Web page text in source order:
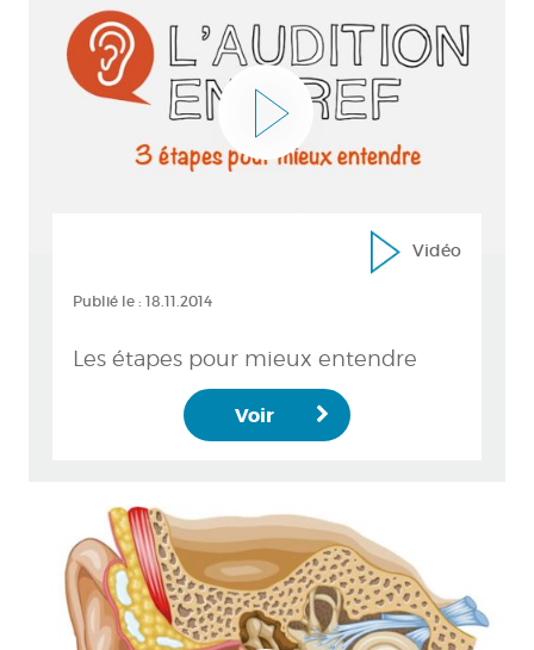
Vidéo
Publié le : 18.11.2014
Les étapes pour mieux entendre
Voir